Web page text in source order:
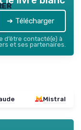
➔ Télécharger
d’être contacté(e) à
et ses partenaires.
Mistral